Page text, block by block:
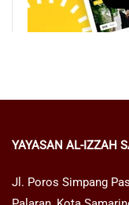
YAYASAN AL-IZZAH
Jl. Poros Simpang